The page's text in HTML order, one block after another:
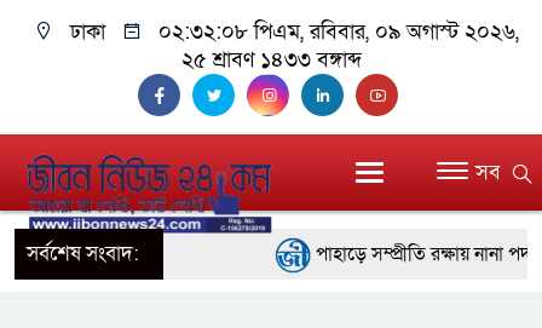
ঢাকা ০২:৩২:০৮ পিএম, রবিবার, ০৯ অগাস্ট ২০২৬,
২৫ শ্রাবণ ১৪৩৩ বঙ্গাব্দ
সব
সর্বশেষ সংবাদ:
পাহাড়ে সম্প্রীতি রক্ষায় নানা